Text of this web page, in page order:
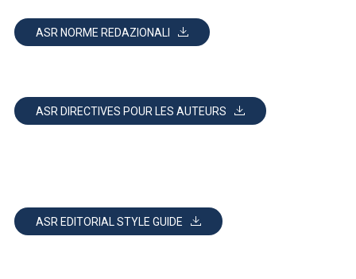
ASR NORME REDAZIONALI
ASR DIRECTIVES POUR LES AUTEURS
ASR EDITORIAL STYLE GUIDE